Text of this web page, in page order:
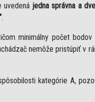
uvedená jedna správna a
.
minimálny počet bodov
nemôže pristúpiť v
kategórie A,